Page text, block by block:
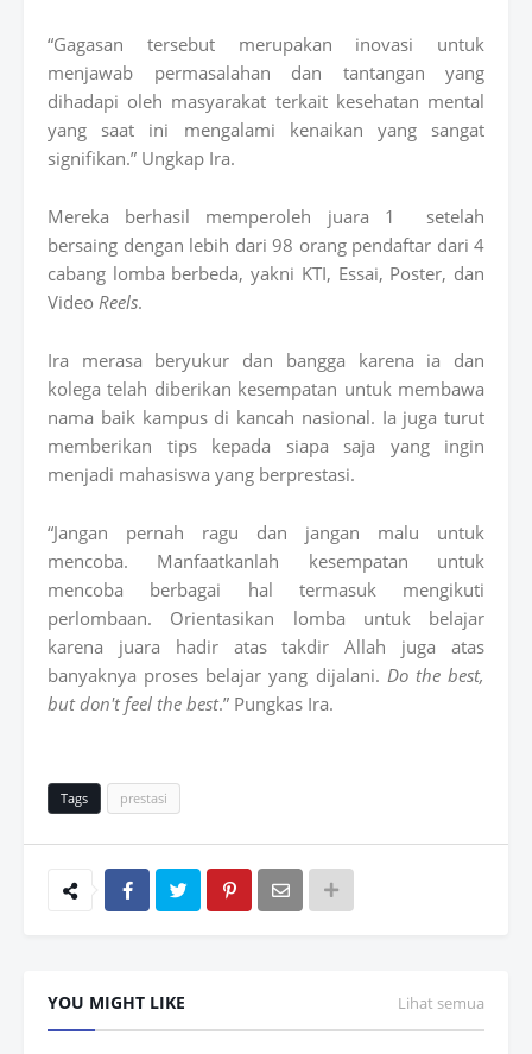
“Gagasan tersebut merupakan inovasi untuk
menjawab permasalahan dan tantangan yang
dihadapi oleh masyarakat terkait kesehatan mental
yang saat ini mengalami kenaikan yang sangat
signifikan.” Ungkap Ira.
Mereka berhasil memperoleh juara 1
setelah
bersaing dengan lebih dari 98 orang pendaftar dari 4
cabang lomba berbeda, yakni KTI, Essai, Poster, dan
Video Reels.
Ira merasa beryukur dan bangga karena ia dan
kolega telah diberikan kesempatan untuk membawa
nama baik kampus di kancah nasional. Ia juga turut
memberikan tips kepada siapa saja yang ingin
menjadi mahasiswa yang berprestasi.
“Jangan pernah ragu dan jangan malu untuk
mencoba. Manfaatkanlah kesempatan untuk
mencoba berbagai hal termasuk mengikuti
perlombaan. Orientasikan lomba untuk belajar
karena juara hadir atas takdir Allah juga atas
banyaknya proses belajar yang dijalani. Do the best,
but don't feel the best.” Pungkas Ira.
Tags prestasi
YOU MIGHT LIKE Lihat semua